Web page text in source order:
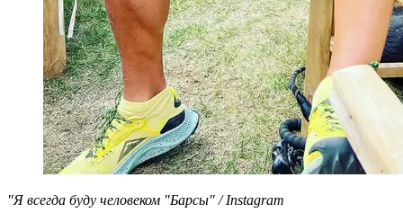
"Я всегда буду человеком "Барсы" / Instagram